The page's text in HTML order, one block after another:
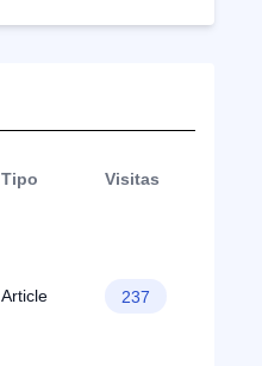
Tipo Visitas
Article 237